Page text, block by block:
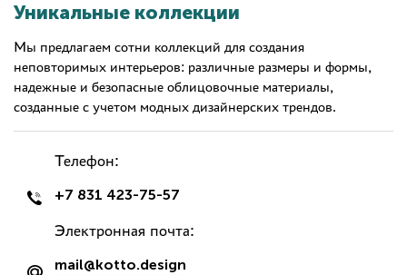
Уникальные коллекции
Мы предлагаем сотни коллекций для создания
неповторимых интерьеров: различные размеры и формы,
надежные и безопасные облицовочные материалы,
созданные с учетом модных дизайнерских трендов.
Телефон:
+7 831 423-75-57
Электронная почта:
mail@kotto.design